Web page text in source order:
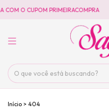
COM O CUPOM PRIMEIRACOMPRA
Início > 404